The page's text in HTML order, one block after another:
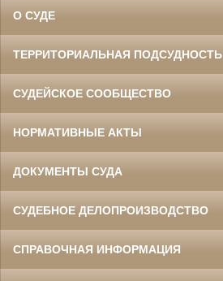
О СУДЕ
ТЕРРИТОРИАЛЬНАЯ ПОДСУДНОСТЬ
СУДЕЙСКОЕ СООБЩЕСТВО
НОРМАТИВНЫЕ АКТЫ
ДОКУМЕНТЫ СУДА
СУДЕБНОЕ ДЕЛОПРОИЗВОДСТВО
СПРАВОЧНАЯ ИНФОРМАЦИЯ